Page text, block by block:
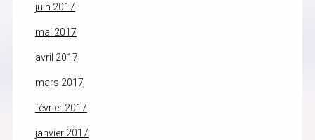
juin 2017
mai 2017
avril 2017
mars 2017
février 2017
janvier 2017